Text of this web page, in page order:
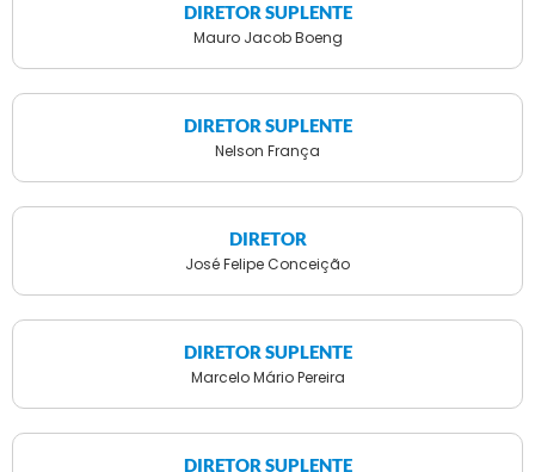
DIRETOR SUPLENTE
Mauro Jacob Boeng
DIRETOR SUPLENTE
Nelson França
DIRETOR
José Felipe Conceição
DIRETOR SUPLENTE
Marcelo Mário Pereira
DIRETOR SUPLENTE